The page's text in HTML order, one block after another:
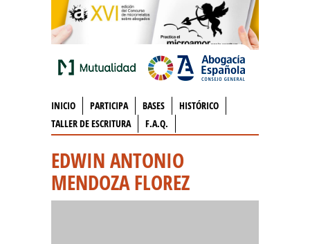
INICIO PARTICIPA BASES
HISTÓRICO
TALLER DE ESCRITURA
F.A.Q.
EDWIN ANTONIO
MENDOZA FLOREZ